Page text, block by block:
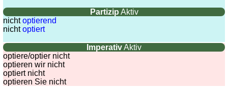
Partizip Aktiv
nichtoptierend
nichtoptiert
ImperativAktiv
optiere/optier nicht
optieren wir nicht
optiert nicht
optieren Sie nicht